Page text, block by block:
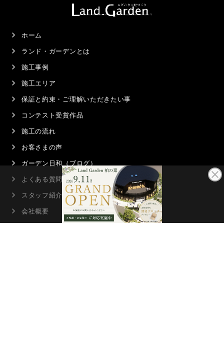
ホーム
ランド・ガーデンとは
施工事例
施工エリア
保証と約束・ご理解いただきたい事
コンテスト受賞作品
施工の流れ
お客さまの声
ガーデン日和（ブログ）
よくある質問
スタッフ紹介
会社概要